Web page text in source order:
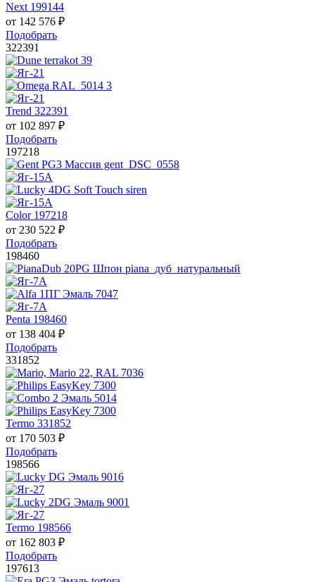
Next 199144
от 142 576 ₽
Подобрать
322391
Trend 322391
от 102 897 ₽
Подобрать
197218
Color 197218
от 230 522 ₽
Подобрать
198460
Penta 198460
от 138 404 ₽
Подобрать
331852
Termo 331852
от 170 503 ₽
Подобрать
198566
Termo 198566
от 162 803 ₽
Подобрать
197613